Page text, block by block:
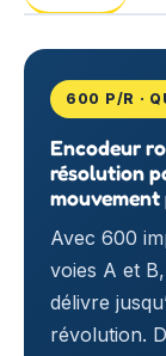
600 P/R ·
Encodeur
résolution
mouvement
Avec 600
voies A et
délivre
révolution.